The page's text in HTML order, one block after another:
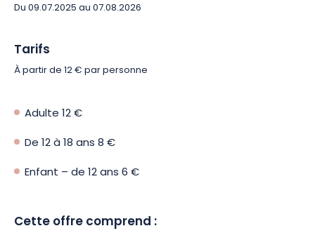
Du 09.07.2025 au 07.08.2026
Tarifs
À partir de 12 € par personne
Adulte 12 €
De 12 à 18 ans 8 €
Enfant – de 12 ans 6 €
Cette offre comprend :